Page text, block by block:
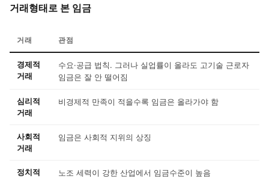
거래형태로 본 임금
거래 관점
경제적
거래
수요·공급 법칙. 그러나 실업률이 올라도 고기술 근로자
임금은 잘 안 떨어짐
심리적
거래
비경제적 만족이 적을수록 임금은 올라가야 함
사회적
거래
임금은 사회적 지위의 상징
정치적
노조 세력이 강한 산업에서 임금수준이 높음